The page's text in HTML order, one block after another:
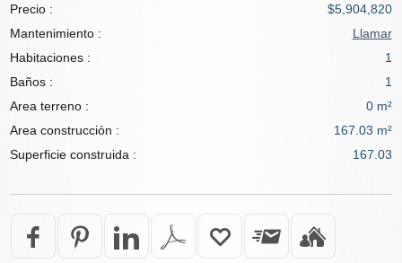
Precio :
$5,904,820
Mantenimiento :
Llamar
Habitaciones :
1
Baños :
1
Area terreno :
0 m²
Area construcción :
167.03 m²
Superficie construida :
167.03